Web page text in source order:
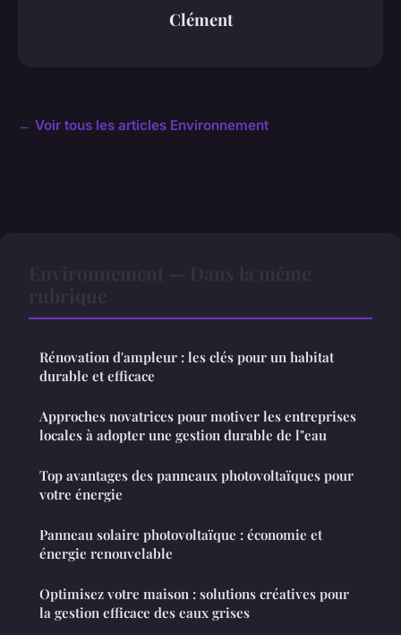
Clément
← Voir tous les articles Environnement
Rénovation d'ampleur : les clés pour un habitat
durable et efficace
Approches novatrices pour motiver les entreprises
locales à adopter une gestion durable de l"eau
Top avantages des panneaux photovoltaïques pour
votre énergie
Panneau solaire photovoltaïque : économie et
énergie renouvelable
Optimisez votre maison : solutions créatives pour
la gestion efficace des eaux grises